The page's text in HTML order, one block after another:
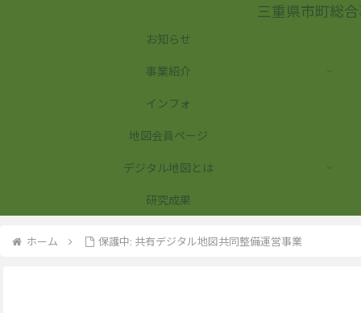
三重県市町総
お知らせ
事業紹介
インフォ
地図会員ページ
デジタル地図とは
研究成果
ホーム 保護中: 共有デジタル地図共同整備運営事業